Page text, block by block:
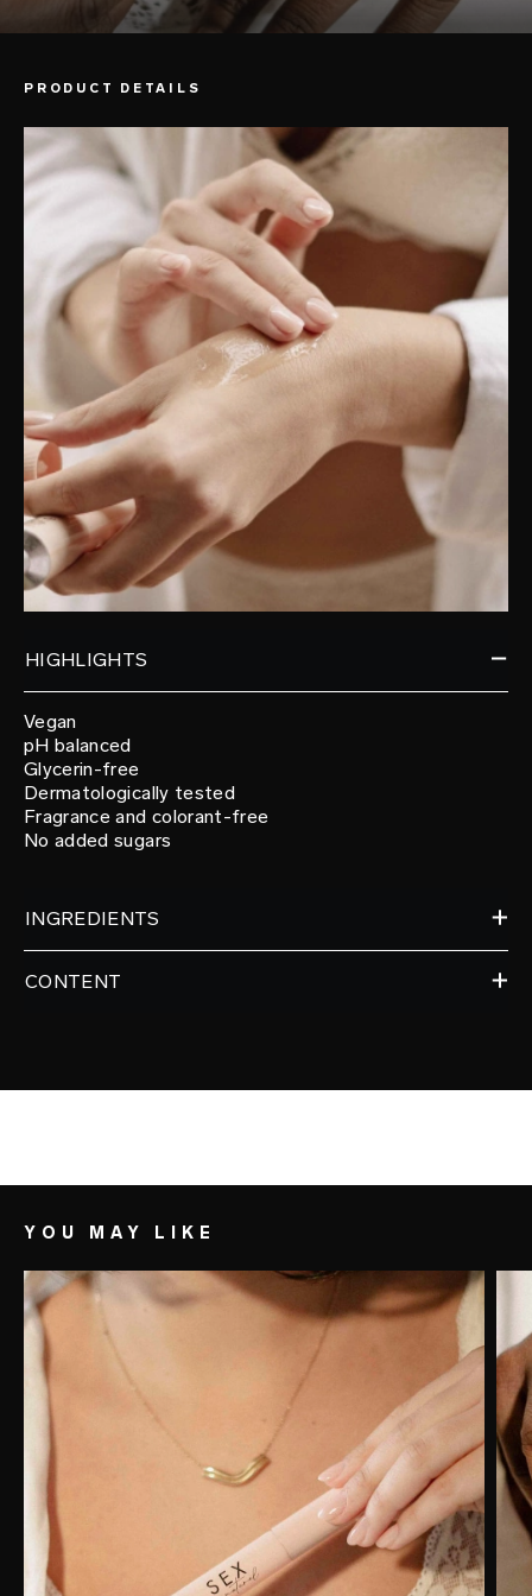
PRODUCT DETAILS
HIGHLIGHTS
Vegan
pH balanced
Glycerin-free
Dermatologically tested
Fragrance and colorant-free
No added sugars
INGREDIENTS
CONTENT
YOU MAY LIKE